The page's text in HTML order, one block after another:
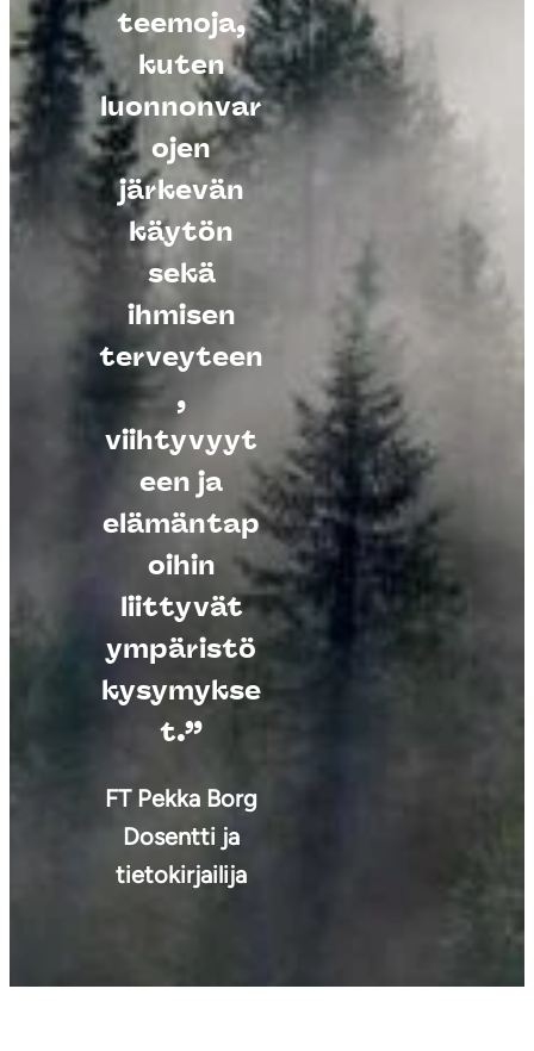
teemoja,
kuten
luonnonvar
ojen
järkevän
käytön
sekä
ihmisen
terveyteen
,
viihtyvyyt
een ja
elämäntap
oihin
liittyvät
ympäristö
kysymykse
t.”
FT Pekka Borg
Dosentti ja
tietokirjailija